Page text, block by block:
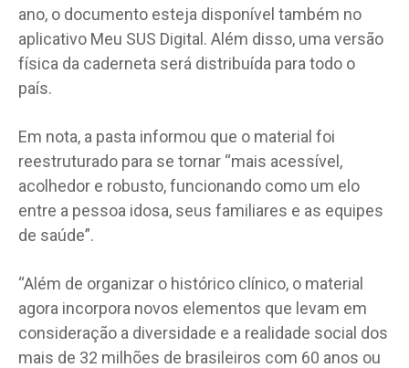
ano, o documento esteja disponível também no
aplicativo Meu SUS Digital. Além disso, uma versão
física da caderneta será distribuída para todo o
país.
Em nota, a pasta informou que o material foi
reestruturado para se tornar “mais acessível,
acolhedor e robusto, funcionando como um elo
entre a pessoa idosa, seus familiares e as equipes
de saúde”.
“Além de organizar o histórico clínico, o material
agora incorpora novos elementos que levam em
consideração a diversidade e a realidade social dos
mais de 32 milhões de brasileiros com 60 anos ou